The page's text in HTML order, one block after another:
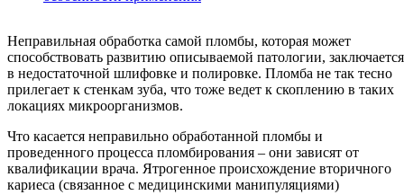
Неправильная обработка самой пломбы, которая может
способствовать развитию описываемой патологии, заключается
в недостаточной шлифовке и полировке. Пломба не так тесно
прилегает к стенкам зуба, что тоже ведет к скоплению в таких
локациях микроорганизмов.
Что касается неправильно обработанной пломбы и
проведенного процесса пломбирования – они зависят от
квалификации врача. Ятрогенное происхождение вторичного
кариеса (связанное с медицинскими манипуляциями)